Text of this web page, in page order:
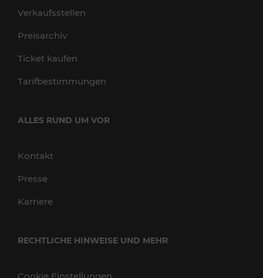
Verkaufsstellen
Preisarchiv
Ticket kaufen
Tarifbestimmungen
ALLES RUND UM VOR
Kontakt
Presse
Karriere
RECHTLICHE HINWEISE UND MEHR